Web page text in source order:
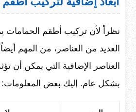
نظراً لأن تركيب أطقم
العديد من العناصر، من المهم
العناصر الإضافية التي يمكن أن
بشكل عام. إليك بعض المعلومات: